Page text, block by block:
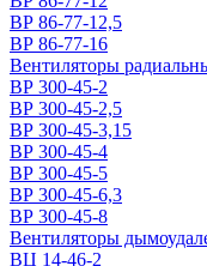
ВР 86-77-12,5
ВР 86-77-16
Вентиляторы
ВР 300-45-2
ВР 300-45-2,5
ВР 300-45-3,15
ВР 300-45-4
ВР 300-45-5
ВР 300-45-6,3
ВР 300-45-8
Вентиляторы
ВЦ 14-46-2